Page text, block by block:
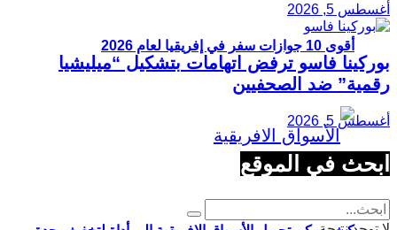
أقوى 10 جوازات سفر في إفريقيا لعام 2026
أغسطس 5, 2026
بوركينا فاسو ترفض اتهامات بتشكيل “ميليشيا
رقمية” ضد الصحفيين
أغسطس 5, 2026
ابحث في الموقع